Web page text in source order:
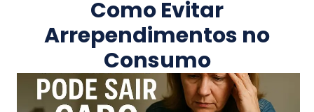
Como Evitar
Arrependimentos no
Consumo